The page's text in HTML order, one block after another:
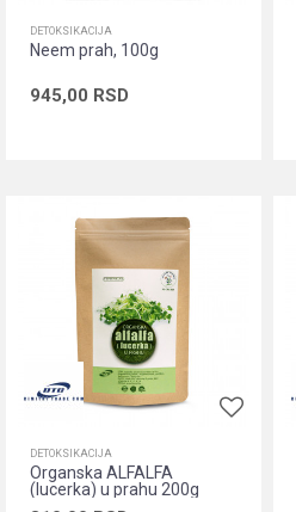
DETOKSIKACIJA
Neem prah, 100g
945,00 RSD
DETOKSIKACIJA
Organska ALFALFA
(lucerka) u prahu 200g